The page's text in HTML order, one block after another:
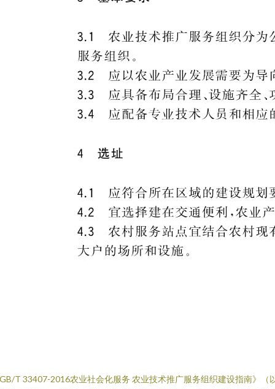
T 33407-2016农业社会化服务 农业技术推广服务组织建设指南》（